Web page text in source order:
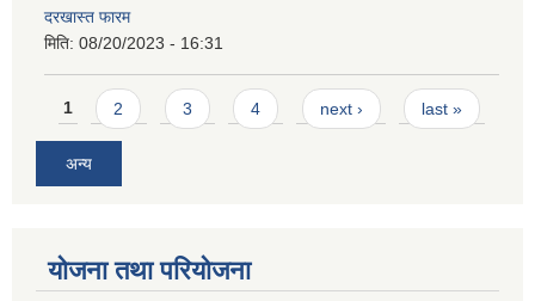
दरखास्त फारम
मिति: 08/20/2023 - 16:31
Pages
1 2 3 4 next › last »
अन्य
योजना तथा परियोजना